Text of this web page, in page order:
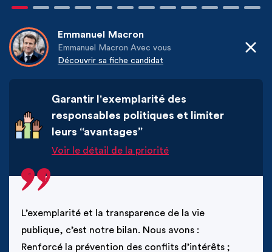
Emmanuel Macron
Emmanuel Macron Avec vous
Découvrir sa fiche candidat
Garantir l'exemplarité des
responsables politiques et limiter
leurs “avantages”
Voir le détail de la priorité
"
L’exemplarité et la transparence de la vie
publique, c’est notre bilan. Nous avons :
Renforcé la prévention des conflits d’intérêts ;